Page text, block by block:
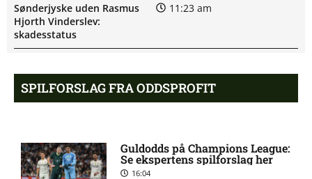
Sønderjyske uden Rasmus
Hjorth Vinderslev:
skadesstatus
11:23 am
Alexander Magnus Busch
skadet: seneste nyt hos
9:46 am
Mads Lautrup Freundlich på
skadeslisten hos Silkeborg IF
8:31 am
SPILFORSLAG FRA ODDSPROFIT
Guldodds på Champions League:
Se ekspertens spilforslag her
16:04